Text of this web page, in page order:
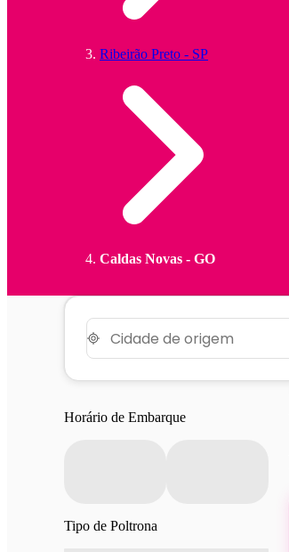
Ribeirão Preto - SP
Caldas Novas - GO
Horário de Embarque
Tipo de Poltrona